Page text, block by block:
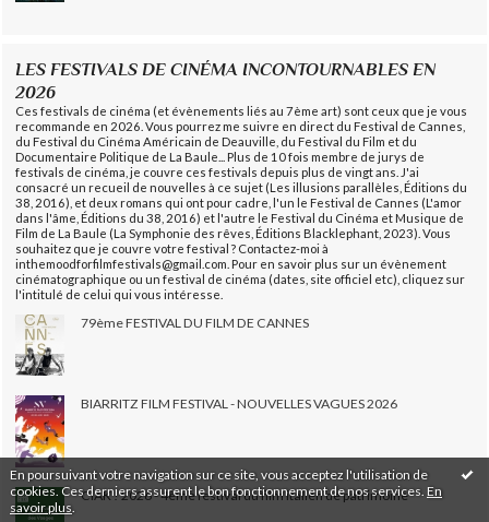
En poursuivant votre navigation sur ce site, vous acceptez l'utilisation de
cookies. Ces derniers assurent le bon fonctionnement de nos services. En
savoir plus
LES FESTIVALS DE CINÉMA INCONTOURNABLES EN
2026
Ces festivals de cinéma (et évènements liés au 7ème art) sont ceux que je vous
recommande en 2026. Vous pourrez me suivre en direct du Festival de Cannes,
du Festival du Cinéma Américain de Deauville, du Festival du Film et du
Documentaire Politique de La Baule... Plus de 10 fois membre de jurys de
festivals de cinéma, je couvre ces festivals depuis plus de vingt ans. J'ai
consacré un recueil de nouvelles à ce sujet (Les illusions parallèles, Éditions du
38, 2016), et deux romans qui ont pour cadre, l'un le Festival de Cannes (L'amor
dans l'âme, Éditions du 38, 2016) et l'autre le Festival du Cinéma et Musique de
Film de La Baule (La Symphonie des rêves, Éditions Blacklephant, 2023). Vous
souhaitez que je couvre votre festival ? Contactez-moi à
inthemoodforfilmfestivals@gmail.com. Pour en savoir plus sur un évènement
cinématographique ou un festival de cinéma (dates, site officiel etc), cliquez sur
l'intitulé de celui qui vous intéresse.
79ème FESTIVAL DU FILM DE CANNES
BIARRITZ FILM FESTIVAL - NOUVELLES VAGUES 2026
CIAK ! 2026 - 4ème festival du film italien de patrimoine